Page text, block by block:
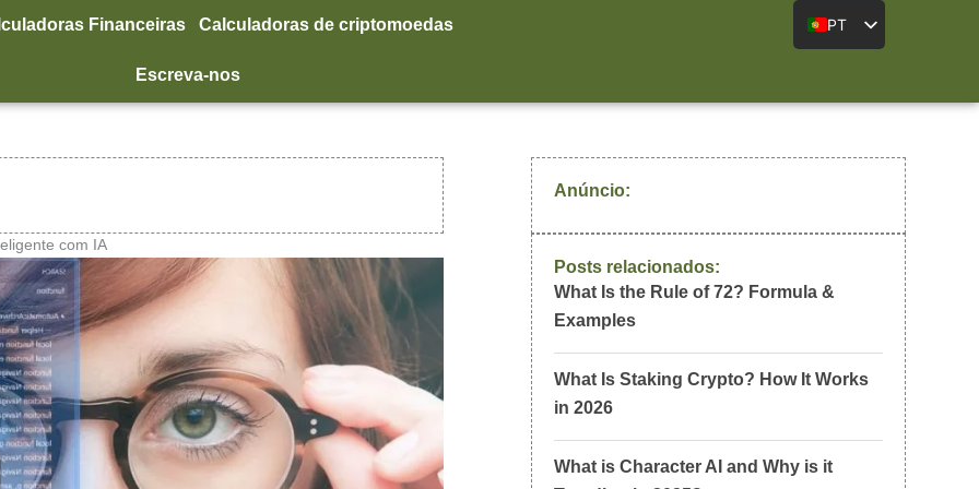
Financeiras Calculadoras de criptomoedas
Escreva-nos
PT
com IA
Anúncio:
Posts relacionados:
What Is the Rule of 72? Formula &
Examples
What Is Staking Crypto? How It Works
in 2026
What is Character AI and Why is it